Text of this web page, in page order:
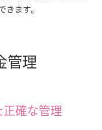
きます。
管理
正確な管理